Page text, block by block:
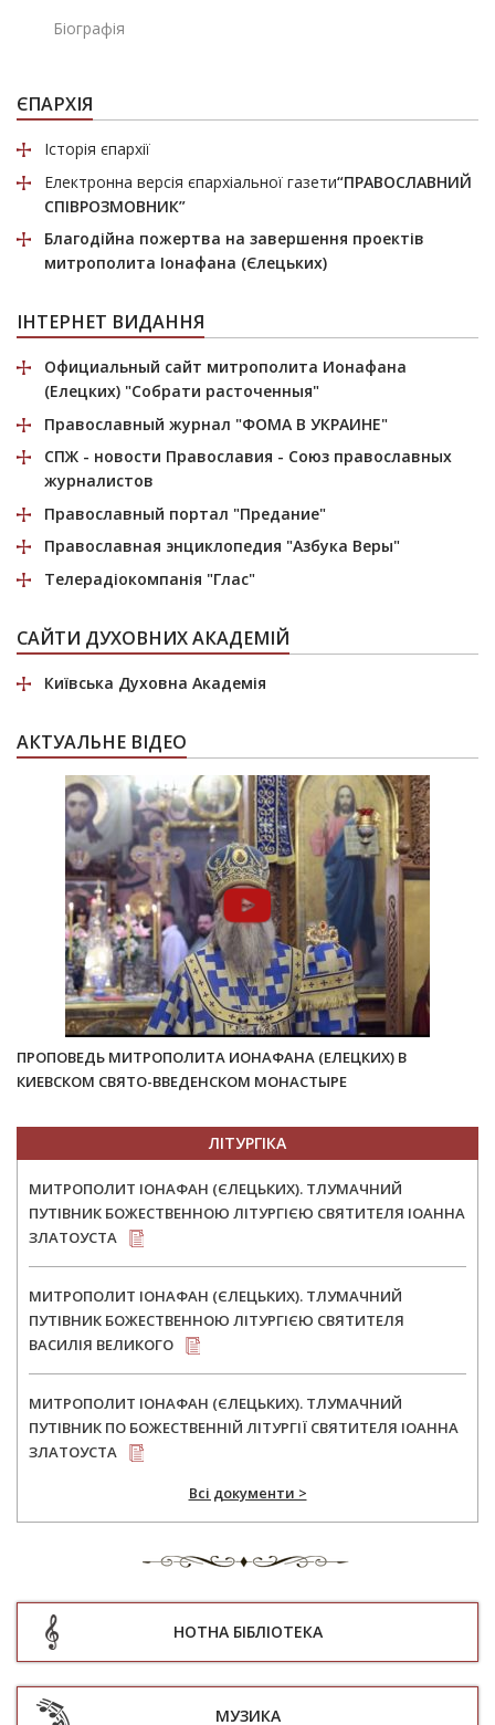
Біографія
ЄПАРХІЯ
Історія єпархії
Електронна версія єпархіальної газети“ПРАВОСЛАВНИЙ
СПІВРОЗМОВНИК”
Благодійна пожертва на завершення проектів
митрополита Іонафана (Єлецьких)
ІНТЕРНЕТ ВИДАННЯ
Официальный сайт митрополита Ионафана
(Елецких) "Собрати расточенныя"
Православный журнал "ФОМА В УКРАИНЕ"
СПЖ - новости Православия - Союз православных
журналистов
Православный портал "Предание"
Православная энциклопедия "Азбука Веры"
Телерадіокомпанія "Глас"
САЙТИ ДУХОВНИХ АКАДЕМІЙ
Київська Духовна Академія
АКТУАЛЬНЕ ВІДЕО
ПРОПОВЕДЬ МИТРОПОЛИТА ИОНАФАНА (ЕЛЕЦКИХ) В
КИЕВСКОМ СВЯТО-ВВЕДЕНСКОМ МОНАСТЫРЕ
ЛІТУРГІКА
МИТРОПОЛИТ ІОНАФАН (ЄЛЕЦЬКИХ). ТЛУМАЧНИЙ
ПУТІВНИК БОЖЕСТВЕННОЮ ЛІТУРГІЄЮ СВЯТИТЕЛЯ ІОАННА
ЗЛАТОУСТА
МИТРОПОЛИТ ІОНАФАН (ЄЛЕЦЬКИХ). ТЛУМАЧНИЙ
ПУТІВНИК БОЖЕСТВЕННОЮ ЛІТУРГІЄЮ СВЯТИТЕЛЯ
ВАСИЛІЯ ВЕЛИКОГО
МИТРОПОЛИТ ІОНАФАН (ЄЛЕЦЬКИХ). ТЛУМАЧНИЙ
ПУТІВНИК ПО БОЖЕСТВЕННІЙ ЛІТУРГІЇ СВЯТИТЕЛЯ ІОАННА
ЗЛАТОУСТА
Всі документи >
НОТНА БІБЛІОТЕКА
МУЗИКА